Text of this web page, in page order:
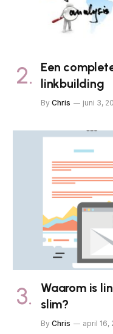
Een
linkbuilding
By Chris juni 3,
Waarom is
slim?
By Chris april 16,